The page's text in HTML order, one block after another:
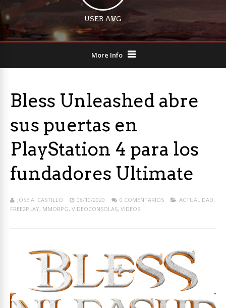
USER AVG
More Info
Bless Unleashed abre
sus puertas en
PlayStation 4 para los
fundadores Ultimate
JOSE A. CASTILLO 08/10/2020 0 COMENTARIOS ACTUALIDAD,
FREE2PLAY, MMORPG, VIDEOCONSOLAS, VIDEOS